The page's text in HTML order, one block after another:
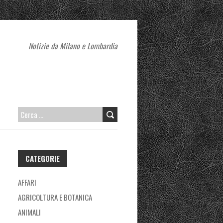
Notizie da Milano e Lombardia
RICERCA
CATEGORIE
AFFARI
AGRICOLTURA E BOTANICA
ANIMALI